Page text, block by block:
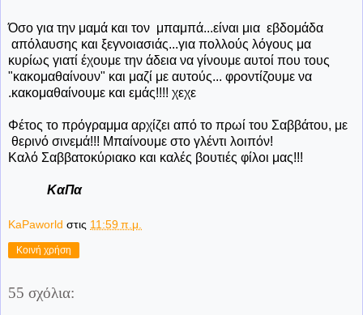
Όσο για την μαμά και τον μπαμπά...είναι μια εβδομάδα
απόλαυσης και ξεγνοιασιάς...για πολλούς λόγους μα
κυρίως γιατί έχουμε την άδεια να γίνουμε αυτοί που τους
"κακομαθαίνουν" και μαζί με αυτούς... φροντίζουμε να
.κακομαθαίνουμε και εμάς!!!! χεχε
Φέτος το πρόγραμμα αρχίζει από το πρωί του Σαββάτου, με
θερινό σινεμά!!! Μπαίνουμε στο γλέντι λοιπόν!
Καλό Σαββατοκύριακο και καλές βουτιές φίλοι μας!!!
ΚαΠα
KaPaworld στις 11:59 π.μ.
Κοινή χρήση
55 σχόλια: